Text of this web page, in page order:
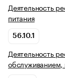
Деятельность
питания
56.10.1
Деятельность